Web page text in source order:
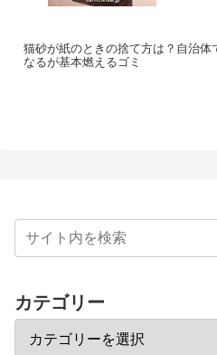
猫砂が紙のときの捨て方は？自治体
なるが基本燃えるゴミ
カテゴリー